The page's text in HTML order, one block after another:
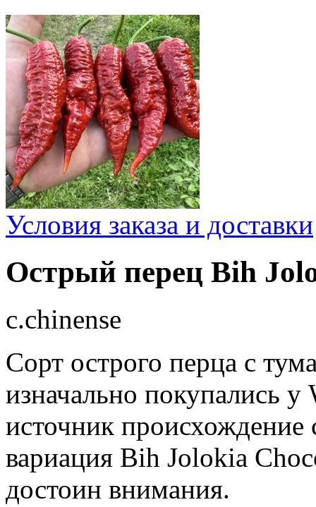
Условия заказа и доставки
Острый перец Bih
c.chinense
Сорт острого перца с
изначально покупались у
источник происхождение
вариация Bih Jolokia
достоин внимания.